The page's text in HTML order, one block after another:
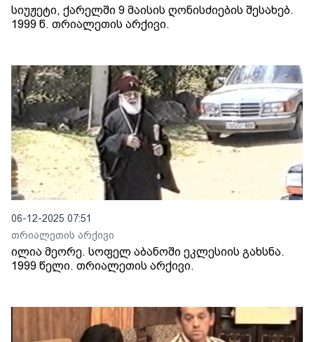
სიუჟეტი, ქარელში 9 მაისის ღონისძიების შესახებ.
1999 წ. თრიალეთის არქივი.
06-12-2025 07:51
თრიალეთის არქივი
ილია მეორე. სოფელ აბანოში ეკლესიის გახსნა.
1999 წელი. თრიალეთის არქივი.